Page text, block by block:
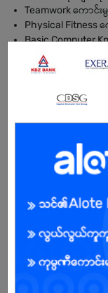
Teamwork ကောင်
Physical Fitness
Basic Computer
-